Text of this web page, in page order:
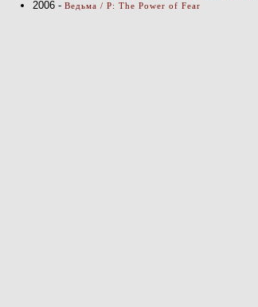
2006 - Ведьма / P: The Power of Fear